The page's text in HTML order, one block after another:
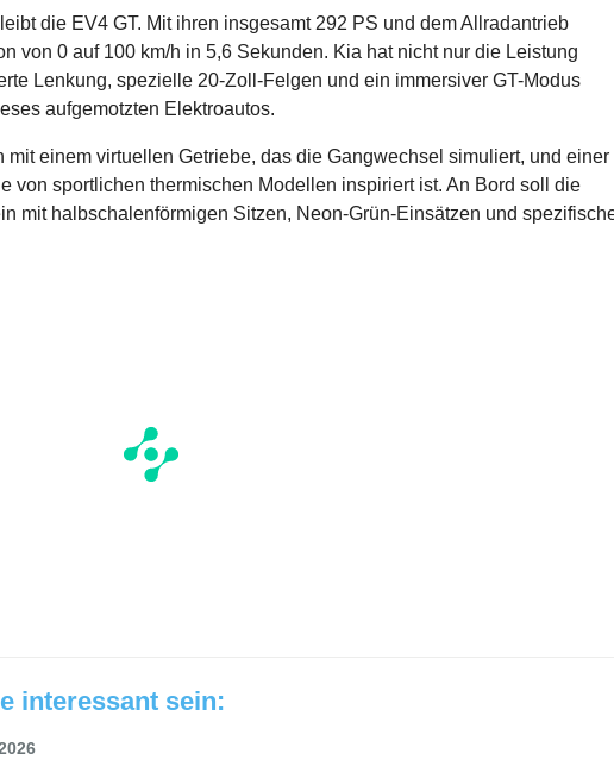
die EV4 GT. Mit ihren insgesamt 292 PS und dem Allradantrieb
von 0 auf 100 km/h in 5,6 Sekunden. Kia hat nicht nur die Leistung
Lenkung, spezielle 20-Zoll-Felgen und ein immersiver GT-Modus
aufgemotzten Elektroautos.
mit einem virtuellen Getriebe, das die Gangwechsel simuliert, und einer
von sportlichen thermischen Modellen inspiriert ist. An Bord soll die
mit halbschalenförmigen Sitzen, Neon-Grün-Einsätzen und
interessant sein: